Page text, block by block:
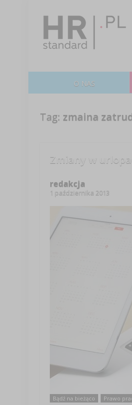
O NAS
Tag: zmaina
Zmiany w
redakcja
1 października 2013
Bądź na bieżąco Prawo